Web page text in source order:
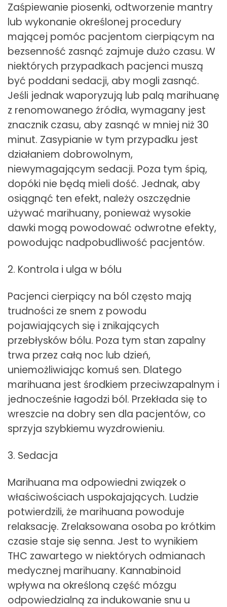
Zaśpiewanie piosenki, odtworzenie mantry
lub wykonanie określonej procedury
mającej pomóc pacjentom cierpiącym na
bezsenność zasnąć zajmuje dużo czasu. W
niektórych przypadkach pacjenci muszą
być poddani sedacji, aby mogli zasnąć.
Jeśli jednak waporyzują lub palą marihuanę
z renomowanego źródła, wymagany jest
znacznik czasu, aby zasnąć w mniej niż 30
minut. Zasypianie w tym przypadku jest
działaniem dobrowolnym,
niewymagającym sedacji. Poza tym śpią,
dopóki nie będą mieli dość. Jednak, aby
osiągnąć ten efekt, należy oszczędnie
używać marihuany, ponieważ wysokie
dawki mogą powodować odwrotne efekty,
powodując nadpobudliwość pacjentów.
2. Kontrola i ulga w bólu
Pacjenci cierpiący na ból często mają
trudności ze snem z powodu
pojawiających się i znikających
przebłysków bólu. Poza tym stan zapalny
trwa przez całą noc lub dzień,
uniemożliwiając komuś sen. Dlatego
marihuana jest środkiem przeciwzapalnym i
jednocześnie łagodzi ból. Przekłada się to
wreszcie na dobry sen dla pacjentów, co
sprzyja szybkiemu wyzdrowieniu.
3. Sedacja
Marihuana ma odpowiedni związek o
właściwościach uspokajających. Ludzie
potwierdzili, że marihuana powoduje
relaksację. Zrelaksowana osoba po krótkim
czasie staje się senna. Jest to wynikiem
THC zawartego w niektórych odmianach
medycznej marihuany. Kannabinoid
wpływa na określoną część mózgu
odpowiedzialną za indukowanie snu u